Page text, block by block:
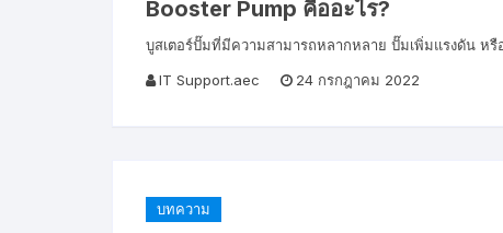
Booster Pump คืออะไร?
บูสเตอร์ปั๊มที่มีความสามารถหลากหลาย ปั๊มเพิ่มแรงดัน
IT Support.aec
24 กรกฎาคม 2022
บทความ